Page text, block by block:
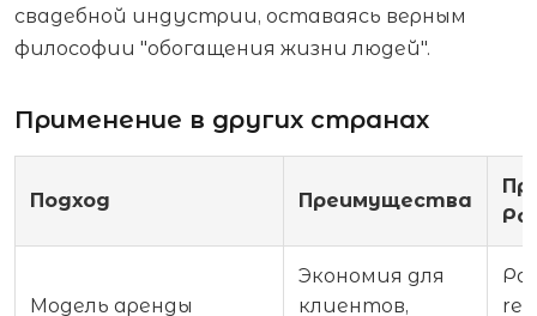
свадебной индустрии, оставаясь верным
философии "обогащения жизни людей".
Применение в других странах
Подход Преимущества
Модель аренды
Экономия для
клиентов,